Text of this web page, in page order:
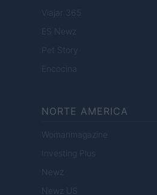
Viajar 365
ES Newz
Pet Story
Encocina
NORTE AMERICA
Womanmagazine
Investing Plus
Newz
Newz US